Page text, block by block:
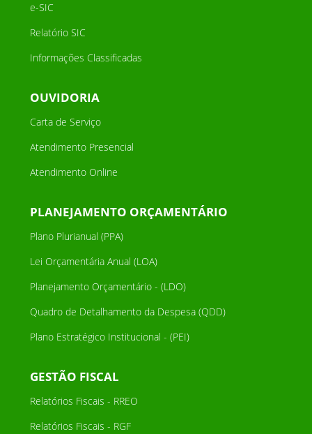
e-SIC
Relatório SIC
Informações Classificadas
OUVIDORIA
Carta de Serviço
Atendimento Presencial
Atendimento Online
PLANEJAMENTO ORÇAMENTÁRIO
Plano Plurianual (PPA)
Lei Orçamentária Anual (LOA)
Planejamento Orçamentário - (LDO)
Quadro de Detalhamento da Despesa (QDD)
Plano Estratégico Institucional - (PEI)
GESTÃO FISCAL
Relatórios Fiscais - RREO
Relatórios Fiscais - RGF